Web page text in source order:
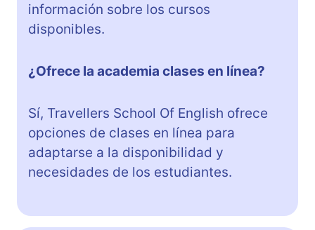
información sobre los cursos
disponibles.
¿Ofrece la academia clases en línea?
Sí, Travellers School Of English ofrece
opciones de clases en línea para
adaptarse a la disponibilidad y
necesidades de los estudiantes.